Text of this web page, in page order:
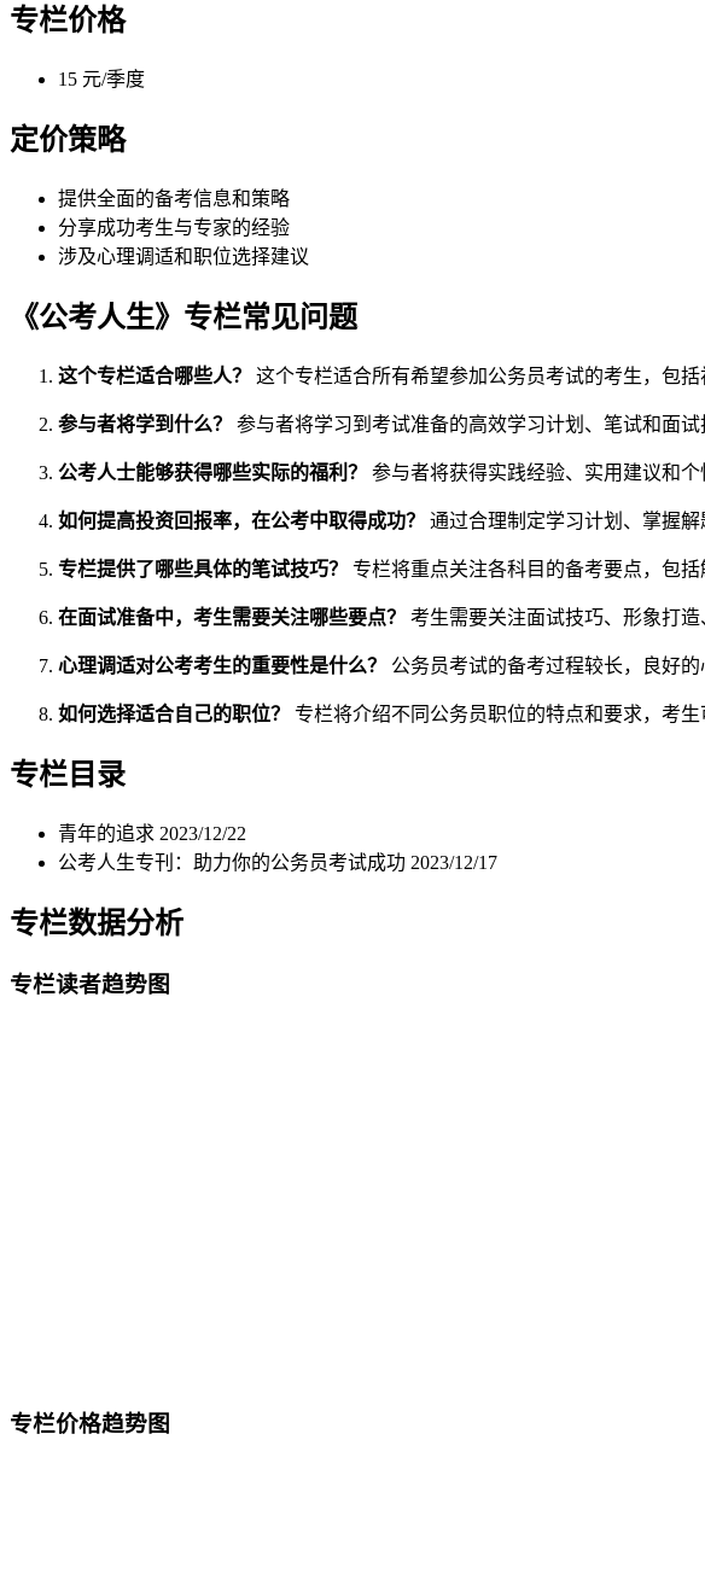
专栏价格
15 元/季度
定价策略
提供全面的备考信息和策略
分享成功考生与专家的经验
涉及心理调适和职位选择建议
《公考人生》专栏常见问题
这个专栏适合哪些人？ 这个专栏适合所有希望参加公务员考试的考生，包
参与者将学到什么？ 参与者将学习到考试准备的高效学习计划、笔试和面
公考人士能够获得哪些实际的福利？ 参与者将获得实践经验、实用建议和
如何提高投资回报率，在公考中取得成功？ 通过合理制定学习计划、掌握
专栏提供了哪些具体的笔试技巧？ 专栏将重点关注各科目的备考要点，包
在面试准备中，考生需要关注哪些要点？ 考生需要关注面试技巧、形象打
心理调适对公考考生的重要性是什么？ 公务员考试的备考过程较长，良好
如何选择适合自己的职位？ 专栏将介绍不同公务员职位的特点和要求，考
专栏目录
青年的追求 2023/12/22
公考人生专刊：助力你的公务员考试成功 2023/12/17
专栏数据分析
专栏读者趋势图
专栏价格趋势图